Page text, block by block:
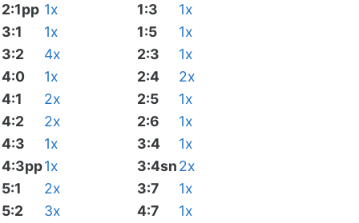
2:1pp 1x
3:1
1x
3:2
4x
4:0
1x
4:1
2x
4:2
2x
4:3
1x
4:3pp1x
5:1
2x
5:2
3x
1:3
1x
1:5
1x
2:3
1x
2:4
2x
2:5
1x
2:6
1x
3:4
1x
3:4sn2x
3:7
1x
4:7
1x